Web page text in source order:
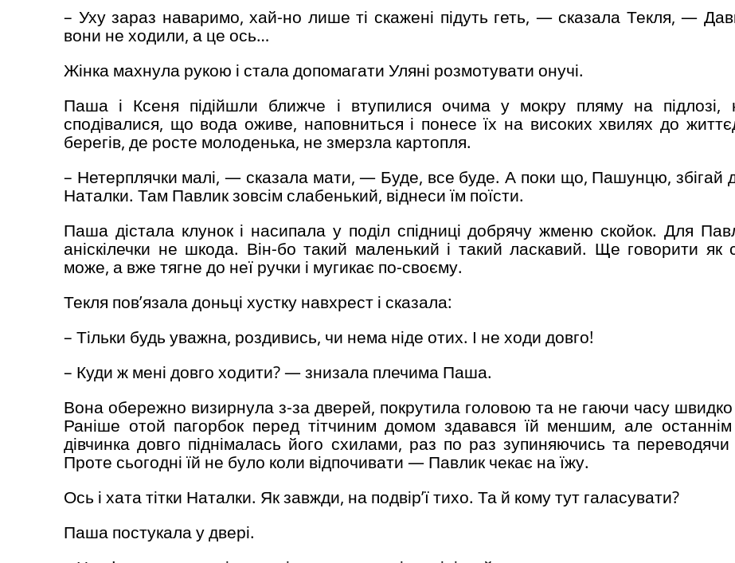
– Уху зараз наваримо, хай-но лише ті скажені підуть геть, — сказала Текля, —
вони не ходили, а це ось…
Жінка махнула рукою і стала допомагати Уляні розмотувати онучі.
Паша і Ксеня підійшли ближче і втупилися очима у мокру пляму на підлозі,
сподівалися, що вода оживе, наповниться і понесе їх на високих хвилях до
берегів, де росте молоденька, не змерзла картопля.
– Нетерплячки малі, — сказала мати, — Буде, все буде. А поки що, Пашунцю, збігай
Наталки. Там Павлик зовсім слабенький, віднеси їм поїсти.
Паша дістала клунок і насипала у поділ спідниці добрячу жменю скойок. Для
аніскілечки не шкода. Він-бо такий маленький і такий ласкавий. Ще говорити як
може, а вже тягне до неї ручки і мугикає по-своєму.
Текля пов’язала доньці хустку навхрест і сказала:
– Тільки будь уважна, роздивись, чи нема ніде отих. І не ходи довго!
– Куди ж мені довго ходити? — знизала плечима Паша.
Вона обережно визирнула з-за дверей, покрутила головою та не гаючи часу
Раніше отой пагорбок перед тітчиним домом здавався їй меншим, але
дівчинка довго піднімалась його схилами, раз по раз зупиняючись та
Проте сьогодні їй не було коли відпочивати — Павлик чекає на їжу.
Ось і хата тітки Наталки. Як завжди, на подвір’ї тихо. Та й кому тут галасувати?
Паша постукала у двері.